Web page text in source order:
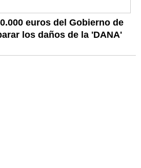
euros del Gobierno de
los daños de la 'DANA'